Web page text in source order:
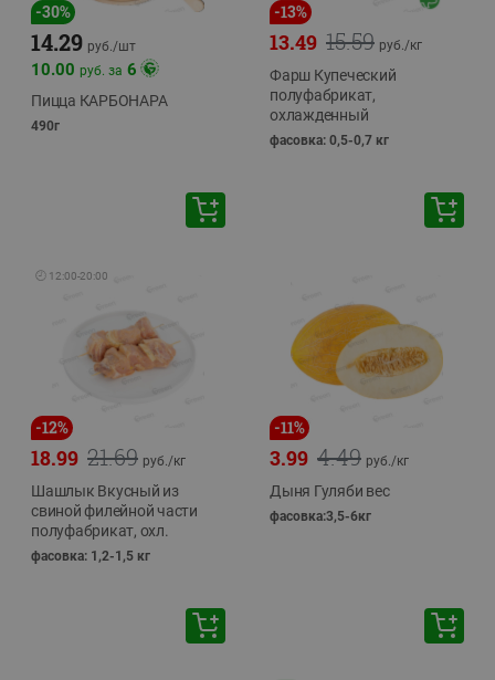
-30%
14.29 руб./шт
10.00 руб. за 6
Пицца КАРБОНАРА
490г
-13%
15.59
13.49 руб./кг
Фарш Купеческий
полуфабрикат,
охлажденный
фасовка: 0,5-0,7 кг
🕘 12:00-20:00
-12%
21.69
18.99 руб./кг
Шашлык Вкусный из
свиной филейной части
полуфабрикат, охл.
фасовка: 1,2-1,5 кг
-11%
4.49
3.99 руб./кг
Дыня Гуляби вес
фасовка:3,5-6кг